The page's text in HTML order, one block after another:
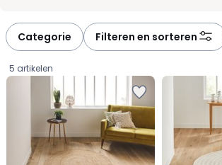
Categorie Filteren en sorteren
5 artikelen